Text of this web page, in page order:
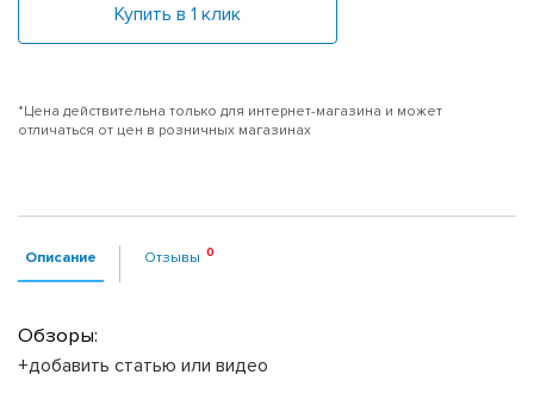
Купить в 1 клик
*Цена действительна только для интернет-магазина и может
отличаться от цен в розничных магазинах
Описание Отзывы
Обзоры:
+добавить статью или видео